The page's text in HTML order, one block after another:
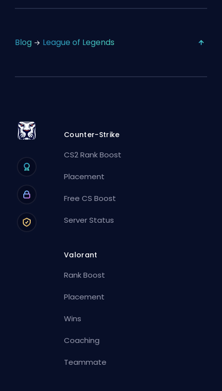
Blog League of Legends
Counter-Strike
CS2 Rank Boost
Placement
Free CS Boost
Server Status
Valorant
Rank Boost
Placement
Wins
Coaching
Teammate